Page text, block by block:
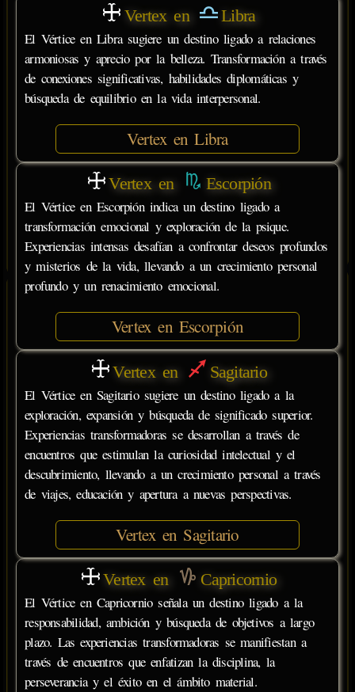
Vertex en Libra
El Vértice en Libra sugiere un destino ligado a relaciones
armoniosas y aprecio por la belleza. Transformación a través
de conexiones significativas, habilidades diplomáticas y
búsqueda de equilibrio en la vida interpersonal.
Vertex en Libra
Vertex en Escorpión
El Vértice en Escorpión indica un destino ligado a
transformación emocional y exploración de la psique.
Experiencias intensas desafían a confrontar deseos profundos
y misterios de la vida, llevando a un crecimiento personal
profundo y un renacimiento emocional.
Vertex en Escorpión
Vertex en Sagitario
El Vértice en Sagitario sugiere un destino ligado a la
exploración, expansión y búsqueda de significado superior.
Experiencias transformadoras se desarrollan a través de
encuentros que estimulan la curiosidad intelectual y el
descubrimiento, llevando a un crecimiento personal a través
de viajes, educación y apertura a nuevas perspectivas.
Vertex en Sagitario
Vertex en Capricornio
El Vértice en Capricornio señala un destino ligado a la
responsabilidad, ambición y búsqueda de objetivos a largo
plazo. Las experiencias transformadoras se manifiestan a
través de encuentros que enfatizan la disciplina, la
perseverancia y el éxito en el ámbito material.